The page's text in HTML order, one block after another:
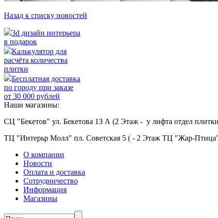
Назад к списку новостей
3d дизайн интерьера
в подарок
Калькулятор для
расчёта количества
плитки
Бесплатная доставка
по городу при заказе
от 30 000 рублей
Наши магазины:
СЦ "Бекетов" ул. Бекетова 13 А (2 Этаж - у лифта отдел
ТЦ "Интерьр Молл" пл. Советская 5 ( - 2 Этаж ТЦ "Жар-
О компании
Новости
Оплата и доставка
Сотрудничество
Информация
Магазины